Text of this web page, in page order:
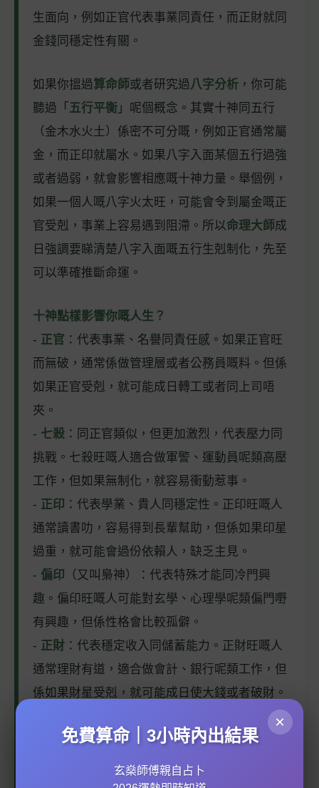
生面向，例如正官代表事業同責任，而正財就同
金錢同穩定性有關。
如果你搵過算命師或者研究過八字分析 ，你可能
聽過「 五行平衡 」呢個概念。其實十神同五行
（金木水火土）係密不可分嘅，例如正官通常屬
金，而正印就屬水。如果八字入面某個五行過強
或者過弱，就會影響相應嘅十神力量。舉個例，
如果一個人嘅八字火太旺，可能會令到屬金嘅正
官受剋，事業上容易遇到阻滯。所以命理大師成
日強調要睇清楚八字入面嘅五行生剋制化，先至
可以準確推斷命運。
十神點樣影響你嘅人生？
- 正官 ：代表事業、名譽同責任感。如果正官旺
而無破，通常係做管理層或者公務員嘅料。但係
如果正官受剋，就可能成日轉工或者同上司唔
夾。
- 七殺 ：同正官類似，但更加激烈，代表壓力同
挑戰。七殺旺嘅人適合做軍警、運動員呢類高壓
工作，但如果無制化，就容易衝動惹事。
- 正印 ：代表學業、貴人同穩定性。正印旺嘅人
通常讀書叻，容易得到長輩幫助，但係如果印星
過重，就可能會過份依賴人，缺乏主見。
- 偏印 （又叫梟神）：代表特殊才能同冷門興
趣。偏印旺嘅人可能對玄學、心理學呢類偏門嘢
有興趣，但係性格會比較孤僻。
- 正財 ：代表穩定收入同儲蓄能力。正財旺嘅人
通常理財有道，適合做會計、銀行呢類工作，但
係如果財星受剋，就可能成日使大錢或者破財。
×
免費算命｜3小時內出結果
玄燊師傅親自占卜